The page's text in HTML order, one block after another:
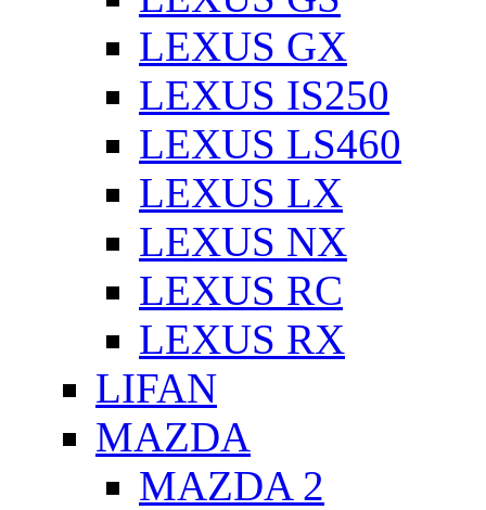
LEXUS GX
LEXUS IS250
LEXUS LS460
LEXUS LX
LEXUS NX
LEXUS RC
LEXUS RX
LIFAN
MAZDA
MAZDA 2